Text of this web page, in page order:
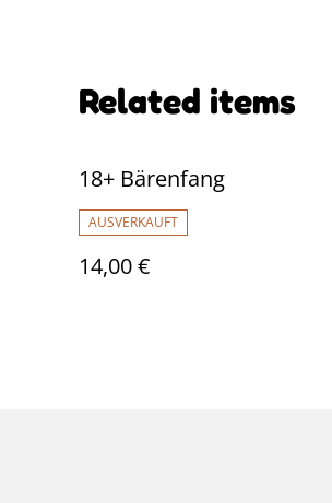
Related items
18+ Bärenfang
AUSVERKAUFT
14,00 €